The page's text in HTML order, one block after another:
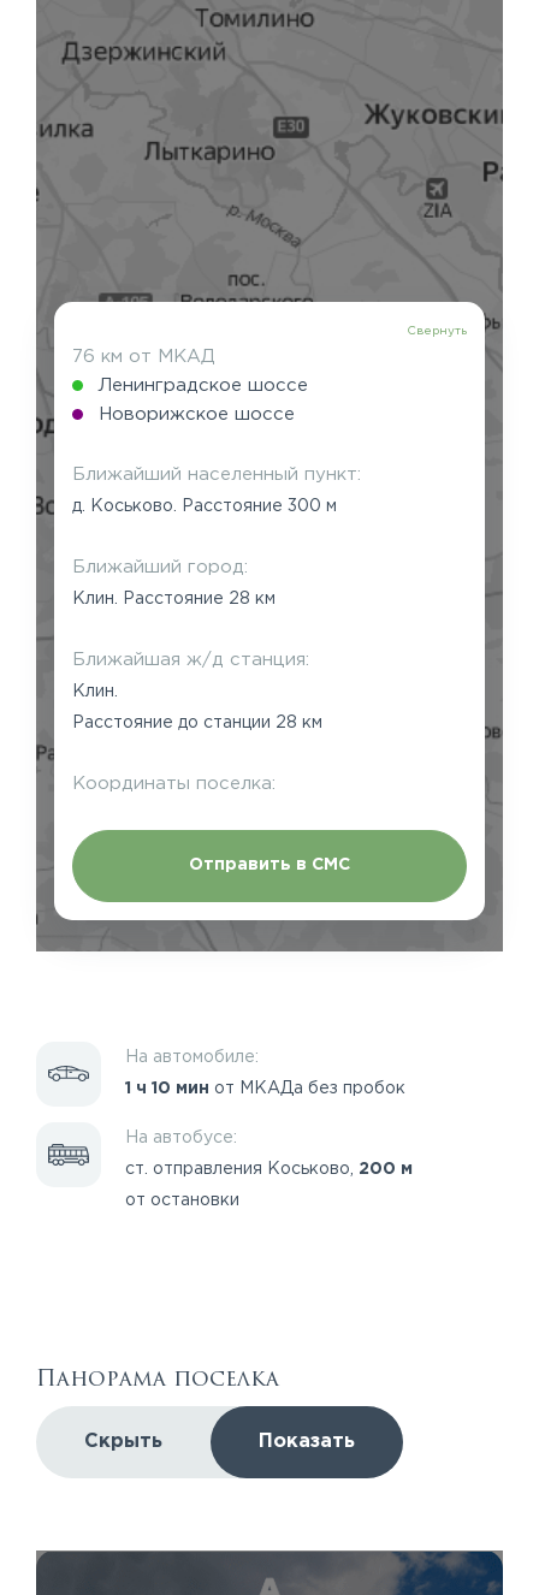
Свернуть
76 км от МКАД
Ленинградское шоссе
Новорижское шоссе
Ближайший населенный пункт:
д. Коськово. Расстояние 300 м
Ближайший город:
Клин. Расстояние 28 км
Ближайшая ж/д станция:
Клин.
Расстояние до станции 28 км
Координаты поселка:
Отправить в СМС
На автомобиле:
1 ч 10 мин от МКАДа без пробок
На автобусе:
ст. отправления Коськово, 200 м
от остановки
Панорама поселка
Скрыть Показать